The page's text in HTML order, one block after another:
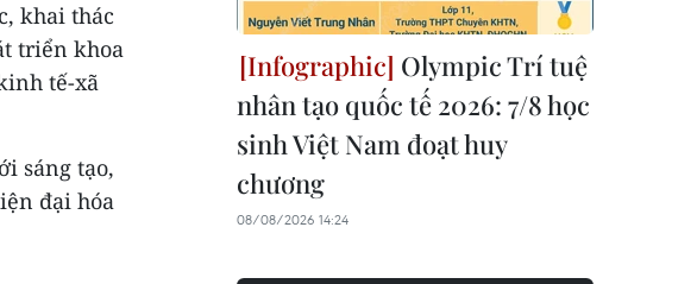
khai thác
triển khoa
tế-xã
sáng tạo,
đại hóa
Olympic Trí tuệ
nhân tạo quốc tế 2026: 7/8 học
sinh Việt Nam đoạt huy
chương
08/08/2026 14:24